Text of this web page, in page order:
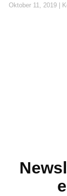
Oktober 11, 2019